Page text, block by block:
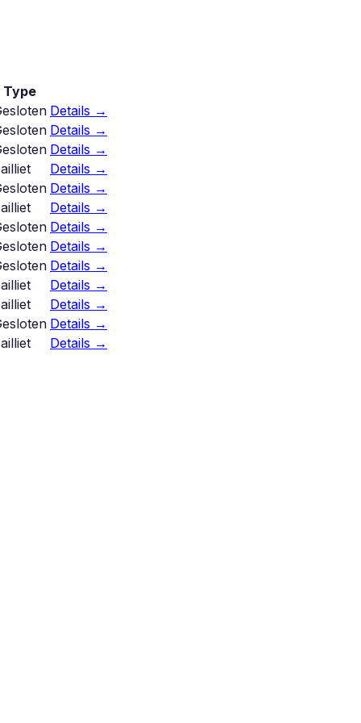
Type
Details →
Details →
Details →
Details →
Details →
Details →
Details →
Details →
Details →
Details →
Details →
Details →
Details →